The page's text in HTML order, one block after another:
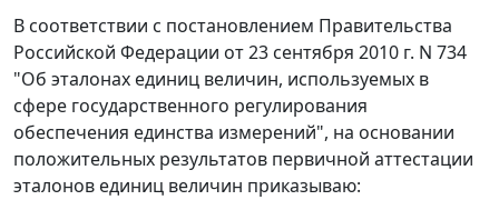
В соответствии с постановлением Правительства
Российской Федерации от 23 сентября 2010 г. N 734
"Об эталонах единиц величин, используемых в
сфере государственного регулирования
обеспечения единства измерений", на основании
положительных результатов первичной аттестации
эталонов единиц величин приказываю: